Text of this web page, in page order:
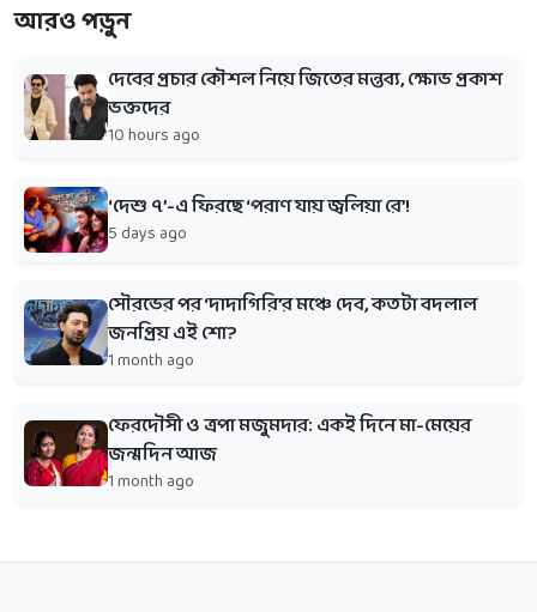
আরও পড়ুন
দেবের প্রচার কৌশল নিয়ে জিতের মন্তব্য, ক্ষোভ প্রকাশ
ভক্তদের
10 hours ago
‘দেশু ৭’-এ ফিরছে ‘পরাণ যায় জ্বলিয়া রে’!
5 days ago
সৌরভের পর ‘দাদাগিরি’র মঞ্চে দেব, কতটা বদলাল
জনপ্রিয় এই শো?
1 month ago
ফেরদৌসী ও ত্রপা মজুমদার: একই দিনে মা-মেয়ের
জন্মদিন আজ
1 month ago